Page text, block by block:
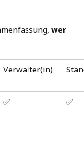
wer
Verwalter(in)
✅ ✅